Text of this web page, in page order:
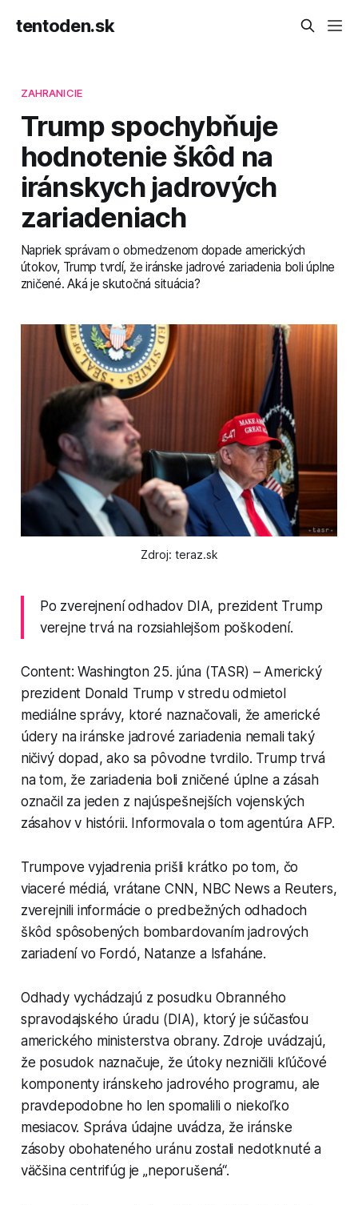
tentoden.sk
ZAHRANICIE
Trump spochybňuje
hodnotenie škôd na
iránskych jadrových
zariadeniach
Napriek správam o obmedzenom dopade amerických
útokov, Trump tvrdí, že iránske jadrové zariadenia boli úplne
zničené. Aká je skutočná situácia?
Zdroj: teraz.sk
Po zverejnení odhadov DIA, prezident Trump
verejne trvá na rozsiahlejšom poškodení.
Content: Washington 25. júna (TASR) – Americký
prezident Donald Trump v stredu odmietol
mediálne správy, ktoré naznačovali, že americké
údery na iránske jadrové zariadenia nemali taký
ničivý dopad, ako sa pôvodne tvrdilo. Trump trvá
na tom, že zariadenia boli zničené úplne a zásah
označil za jeden z najúspešnejších vojenských
zásahov v histórii. Informovala o tom agentúra AFP.
Trumpove vyjadrenia prišli krátko po tom, čo
viaceré médiá, vrátane CNN, NBC News a Reuters,
zverejnili informácie o predbežných odhadoch
škôd spôsobených bombardovaním jadrových
zariadení vo Fordó, Natanze a Isfaháne.
Odhady vychádzajú z posudku Obranného
spravodajského úradu (DIA), ktorý je súčasťou
amerického ministerstva obrany. Zdroje uvádzajú,
že posudok naznačuje, že útoky nezničili kľúčové
komponenty iránskeho jadrového programu, ale
pravdepodobne ho len spomalili o niekoľko
mesiacov. Správa údajne uvádza, že iránske
zásoby obohateného uránu zostali nedotknuté a
väčšina centrifúg je „neporušená“.